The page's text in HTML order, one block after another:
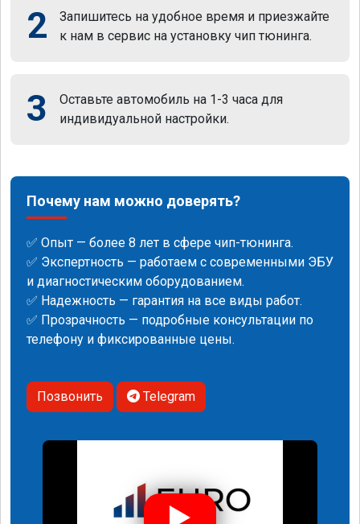
2
Запишитесь на удобное время и приезжайте
к нам в сервис на установку чип тюнинга.
3
Оставьте автомобиль на 1-3 часа для
индивидуальной настройки.
Почему нам можно доверять?
✅ Опыт — более 8 лет в сфере чип-тюнинга.
✅ Экспертность — работаем с современными ЭБУ
и диагностическим оборудованием.
✅ Надежность — гарантия на все виды работ.
✅ Прозрачность — подробные консультации по
телефону и фиксированные цены.
Позвонить Telegram